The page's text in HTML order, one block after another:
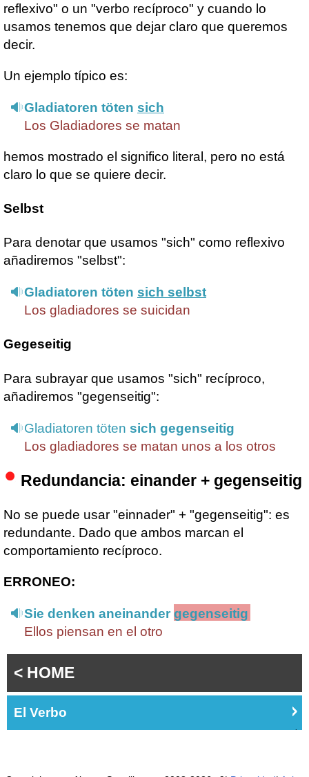
reflexivo" o un "verbo recíproco" y cuando lo
usamos tenemos que dejar claro que queremos
decir.
Un ejemplo típico es:
Gladiatoren töten sich
Los Gladiadores se matan
hemos mostrado el significo literal, pero no está
claro lo que se quiere decir.
Selbst
Para denotar que usamos "sich" como reflexivo
añadiremos "selbst":
Gladiatoren töten sich selbst
Los gladiadores se suicidan
Gegeseitig
Para subrayar que usamos "sich" recíproco,
añadiremos "gegenseitig":
Gladiatoren töten sich gegenseitig
Los gladiadores se matan unos a los otros
Redundancia: einander + gegenseitig
No se puede usar "einnader" + "gegenseitig": es
redundante. Dado que ambos marcan el
comportamiento recíproco.
ERRONEO:
Sie denken aneinander gegenseitig
Ellos piensan en el otro
< HOME
El Verbo